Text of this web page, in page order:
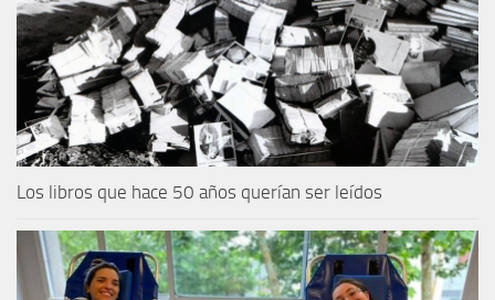
Los libros que hace 50 años querían ser leídos